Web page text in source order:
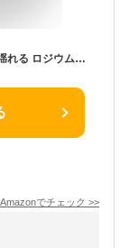
FH.bird ネジバネ式 イヤリング パール 痛くない 揺れる ロジウムでコーティング 金属アレルギー対応 真珠 イヤリング 結婚式 誕生日 人気 彼女 高校生 女子 クリスマスプレゼント 20代 30代 40代
Amazonでチェック >>